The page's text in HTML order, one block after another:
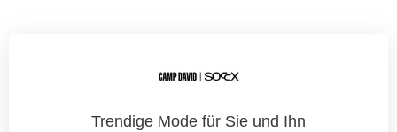
Trendige Mode für Sie und Ihn